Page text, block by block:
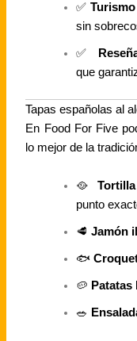
✅
sin
✅
que
Tapas españolas al
En Food For Five
lo mejor de la
🥘
punto
🥩Jamón
🐟
🥔
🥗